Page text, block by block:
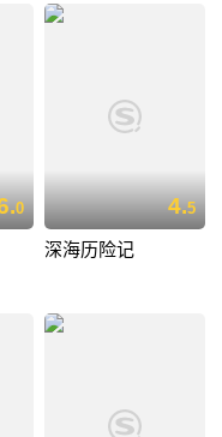
0 4.5
深海历险记